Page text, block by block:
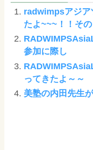
radwimpsアジ
たよ~~~！！その
参加に際し
ってきたよ～～
美塾の内田先生